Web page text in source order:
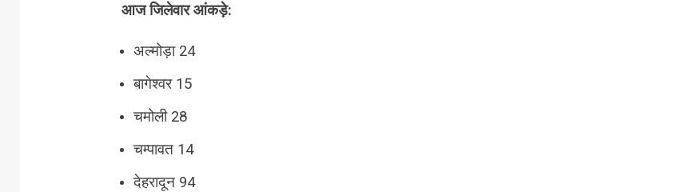
आज जिलेवार आंकड़े:
अल्मोड़ा 24
बागेश्वर 15
चमोली 28
चम्पावत 14
देहरादून 94